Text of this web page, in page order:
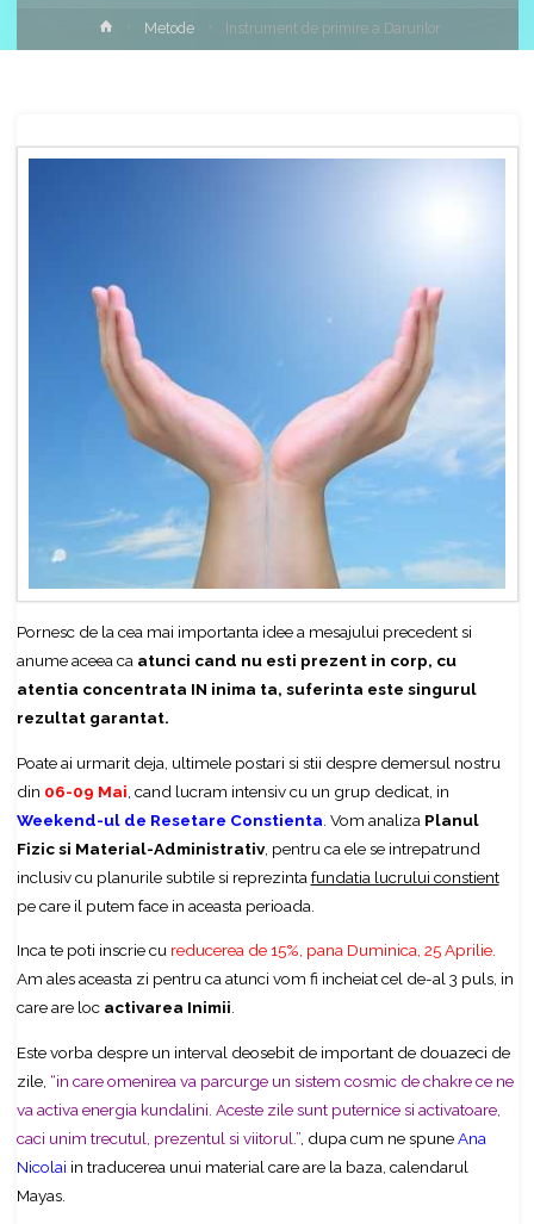
HomeMetode Instrument de primire a Darurilor
Pornesc de la cea mai importanta idee a mesajului precedent si
anume aceea ca atunci cand nu esti prezent in corp, cu
atentia concentrata IN inima ta, suferinta este singurul
rezultat garantat.
Poate ai urmarit deja, ultimele postari si stii despre demersul nostru
din 06-09 Mai , cand lucram intensiv cu un grup dedicat, in
Weekend-ul de Resetare Constienta . Vom analiza Planul
Fizic si Material-Administrativ, pentru ca ele se intrepatrund
inclusiv cu planurile subtile si reprezinta fundatia lucrului constient
pe care il putem face in aceasta perioada.
Inca te poti inscrie cu reducerea de 15%, pana Duminica, 25 Aprilie.
Am ales aceasta zi pentru ca atunci vom fi incheiat cel de-al 3 puls, in
care are loc activarea Inimii.
Este vorba despre un interval deosebit de important de douazeci de
zile, “in care omenirea va parcurge un sistem cosmic de chakre ce ne
va activa energia kundalini. Aceste zile sunt puternice si activatoare,
caci unim trecutul, prezentul si viitorul.”, dupa cum ne spuneAna
Nicolai in traducerea unui material care are la baza, calendarul
Mayas.